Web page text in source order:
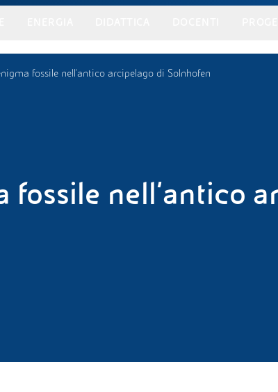
fossile nell’antico arcipelago di Solnhofen
fossile nell’antico